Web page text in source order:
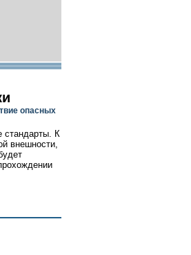
опасных
стандарты. К
внешности,